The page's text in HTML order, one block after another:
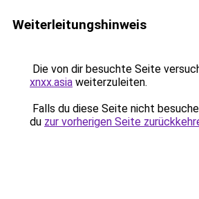
Weiterleitungshinweis
Die von dir besuchte Seite
xnxx.asia weiterzuleiten.
Falls du diese Seite nicht
du zur vorherigen Seite